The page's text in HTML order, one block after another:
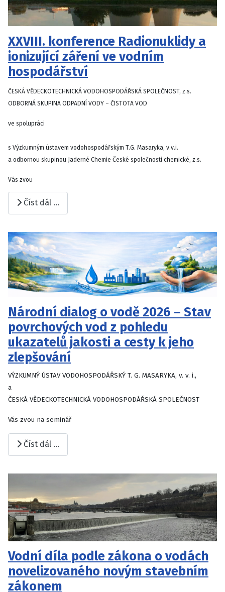
XXVIII. konference Radionuklidy a
ionizující záření ve vodním
hospodářství
ČESKÁ VĚDECKOTECHNICKÁ VODOHOSPODÁŘSKÁ SPOLEČNOST, z.s.
ODBORNÁ SKUPINA ODPADNÍ VODY – ČISTOTA VOD
ve spolupráci
s Výzkumným ústavem vodohospodářským T.G. Masaryka, v.v.i.
a odbornou skupinou Jaderné Chemie České společnosti chemické, z.s.
Vás zvou
Číst dál …
Národní dialog o vodě 2026 – Stav
povrchových vod z pohledu
ukazatelů jakosti a cesty k jeho
zlepšování
VÝZKUMNÝ ÚSTAV VODOHOSPODÁŘSKÝ T. G. MASARYKA, v. v. i.,
a
ČESKÁ VĚDECKOTECHNICKÁ VODOHOSPODÁŘSKÁ SPOLEČNOST
Vás zvou na seminář
Číst dál …
Vodní díla podle zákona o vodách
novelizovaného novým stavebním
zákonem